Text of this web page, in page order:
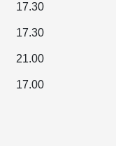
17.30
17.30
21.00
17.00